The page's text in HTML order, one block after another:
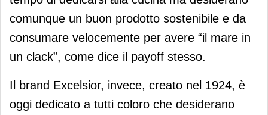
comunque un buon prodotto sostenibile e da
consumare velocemente per avere “il mare in
un clack”, come dice il payoff stesso.
Il brand Excelsior, invece, creato nel 1924, è
oggi dedicato a tutti coloro che desiderano